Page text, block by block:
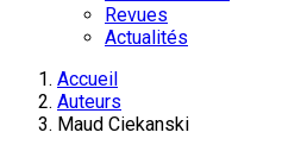
Revues
Actualités
Accueil
Auteurs
Maud Ciekanski